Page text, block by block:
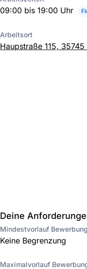
09:00 bis 19:00 Uhr
Arbeitsort
Haupstraße 115,
Deine
Mindestvorlauf Bewerbung
Keine Begrenzung
Maximalvorlauf